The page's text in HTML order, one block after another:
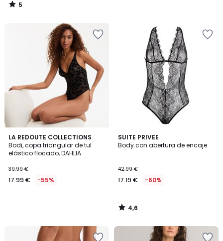
5
/
LA REDOUTE COLLECTIONS
Bodi, copa triangular de tul
elástico flocado, DAHLIA
39.99 €
17.99 € -55%
SUITE PRIVEE
Body con abertura de encaje
42.99 €
17.19 € -60%
4,6
/ 5
4,6
/